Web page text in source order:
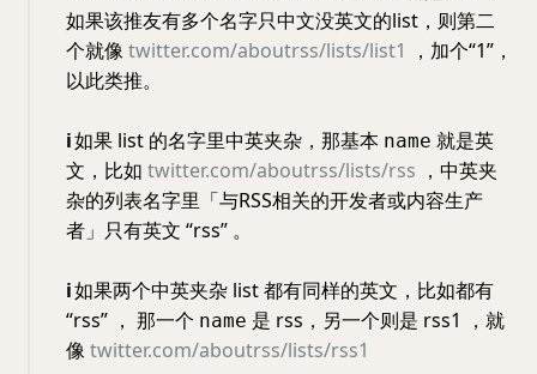
如果该推友有多个名字只中文没英文的list，则第二
个就像 twitter.com/aboutrss/lists/list1
，加个“1”，
以此类推。
ℹ️如果 list 的名字里中英夹杂，那基本 name 就是英
文，比如 twitter.com/aboutrss/lists/rss ，中英夹
杂的列表名字里「与RSS相关的开发者或内容生产
者」只有英文 “rss” 。
ℹ️如果两个中英夹杂 list 都有同样的英文，比如都有
“rss” ， 那一个 name 是 rss，另一个则是 rss1 ，就
像 twitter.com/aboutrss/lists/rss1